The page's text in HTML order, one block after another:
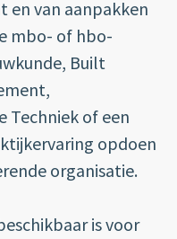
en van aanpakken
mbo- of hbo-
Built
Techniek of een
opdoen
organisatie.
is voor